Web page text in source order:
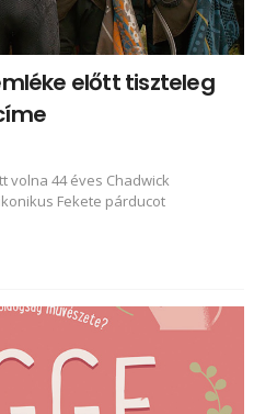
előtt tiszteleg
volna 44 éves Chadwick
Fekete párducot